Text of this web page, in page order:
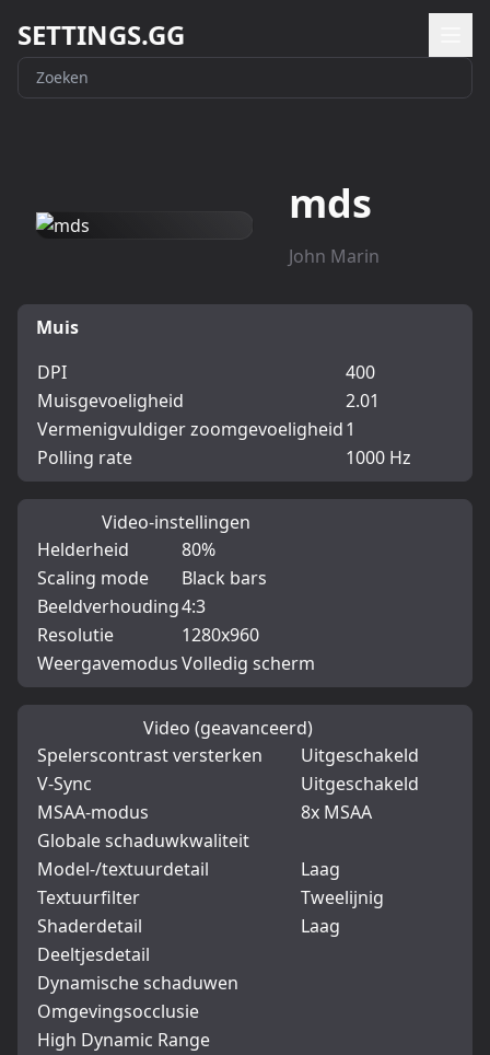
SETTINGS.GG
mds
John Marin
Muis
DPI
400
Muisgevoeligheid
2.01
Vermenigvuldiger zoomgevoeligheid1
Polling rate
1000 Hz
Video-instellingen
Helderheid
80%
Scaling mode
Black bars
Beeldverhouding4:3
Resolutie
1280x960
WeergavemodusVolledig scherm
Video (geavanceerd)
Spelerscontrast versterken
Uitgeschakeld
V-Sync
Uitgeschakeld
MSAA-modus
8x MSAA
Globale schaduwkwaliteit
Model-/textuurdetail
Laag
Textuurfilter
Tweelijnig
Shaderdetail
Laag
Deeltjesdetail
Dynamische schaduwen
Omgevingsocclusie
High Dynamic Range